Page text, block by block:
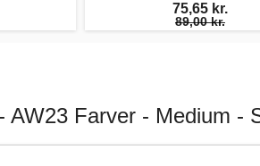
75,65 kr.
89,00 kr.
AW23 Farver - Medium